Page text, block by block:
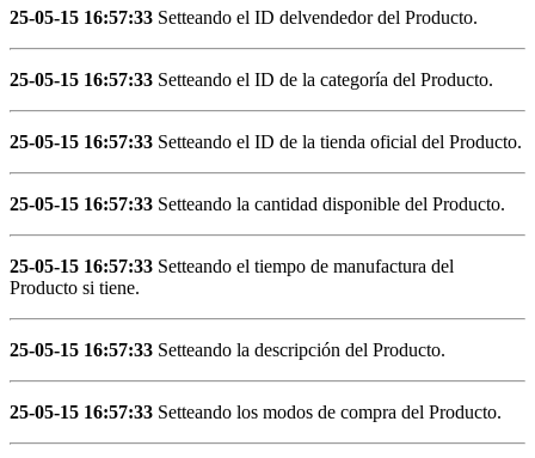
25-05-15 16:57:33 Setteando el ID delvendedor del Producto.
25-05-15 16:57:33 Setteando el ID de la categoría del Producto.
25-05-15 16:57:33 Setteando el ID de la tienda oficial del Producto.
25-05-15 16:57:33 Setteando la cantidad disponible del Producto.
25-05-15 16:57:33 Setteando el tiempo de manufactura del
Producto si tiene.
25-05-15 16:57:33 Setteando la descripción del Producto.
25-05-15 16:57:33 Setteando los modos de compra del Producto.